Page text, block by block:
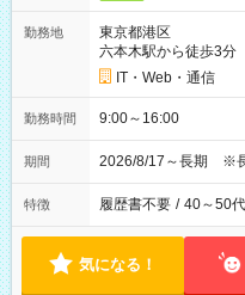
勤務地
東京都港区
六本木駅から徒歩3分
IT・Web・通信
勤務時間 9:00～16:00
期間 2026/8/17～長期 ※
特徴 履歴書不要 / 40～50
気になる！